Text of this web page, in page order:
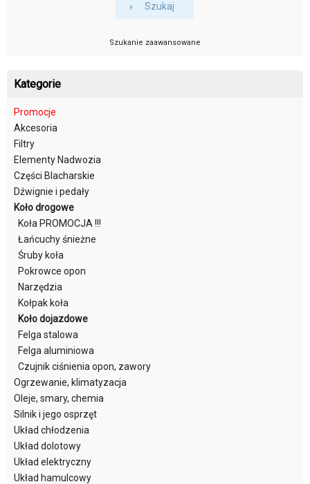
Szukaj
Szukanie zaawansowane
Kategorie
Promocje
Akcesoria
Filtry
Elementy Nadwozia
Części Blacharskie
Dźwignie i pedały
Koło drogowe
Koła PROMOCJA !!!
Łańcuchy śnieżne
Śruby koła
Pokrowce opon
Narzędzia
Kołpak koła
Koło dojazdowe
Felga stalowa
Felga aluminiowa
Czujnik ciśnienia opon, zawory
Ogrzewanie, klimatyzacja
Oleje, smary, chemia
Silnik i jego osprzęt
Układ chłodzenia
Układ dolotowy
Układ elektryczny
Układ hamulcowy